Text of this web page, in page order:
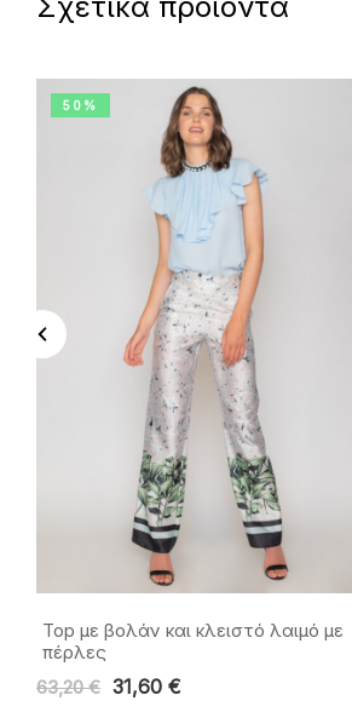
Σχετικά προϊόντα
50%
Top με βολάν και κλειστό λαιμό με
πέρλες
63,20€ 31,60 €